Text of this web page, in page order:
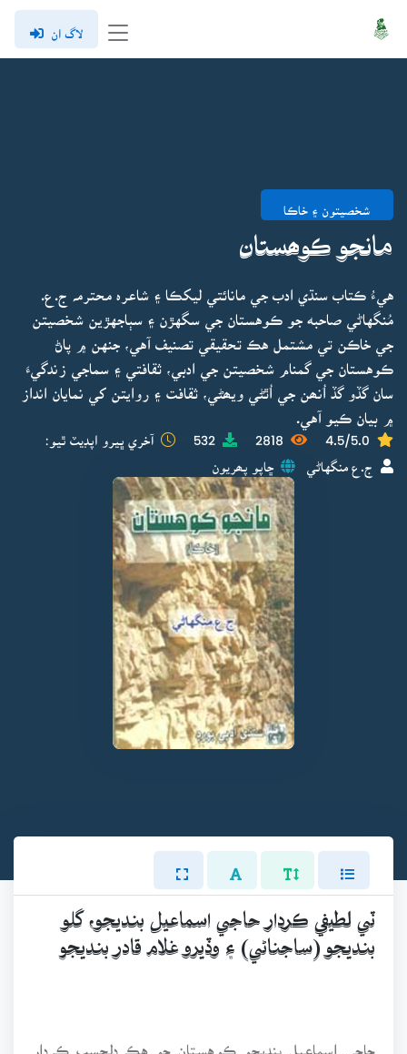
لاگ ان
شخصيتون ۽ خاڪا
مانجو ڪوھستان
هيءُ ڪتاب سنڌي ادب جي مانائتي ليکڪا ۽ شاعرہ محترمہ ج.ع.
مُنگهاڻي صاحبه جو ڪوهستان جي سگهڙن ۽ سٻاجهڙين شخصيتن
جي خاڪن تي مشتمل هڪ تحقيقي تصنيف آهي، جنهن ۾ پاڻ
ڪوهستان جي گمنام شخصيتن جي ادبي، ثقافتي ۽ سماجي زندگيءَ
سان گڏو گڏ اُنھن جي اُٿڻي ويھڻي، ثقافت ۽ روايتن کي نمايان انداز
۾ بيان ڪيو آهي.
4.5/5.0
2818
532 آخري ڀيرو اپڊيٽ ٿيو:
ج.ع منگهاڻي ڇاپو پھريون
ٽي لطيفي ڪردار حاجي اسماعيل بنديجو، گلو
بنديجو (ساجناڻي) ۽ وڏيرو غلام قادر بنديجو
حاجي اسماعيل بنديجو ڪوهستان جو هڪ دلچسپ ڪردار